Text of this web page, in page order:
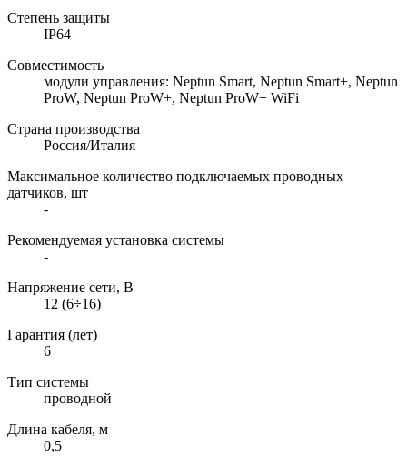
Степень защиты
IP64
Совместимость
модули управления: Neptun Smart, Neptun Smart+, Neptun
ProW, Neptun ProW+, Neptun ProW+ WiFi
Страна производства
Россия/Италия
Максимальное количество подключаемых проводных
датчиков, шт
-
Рекомендуемая установка системы
-
Напряжение сети, В
12 (6÷16)
Гарантия (лет)
6
Тип системы
проводной
Длина кабеля, м
0,5